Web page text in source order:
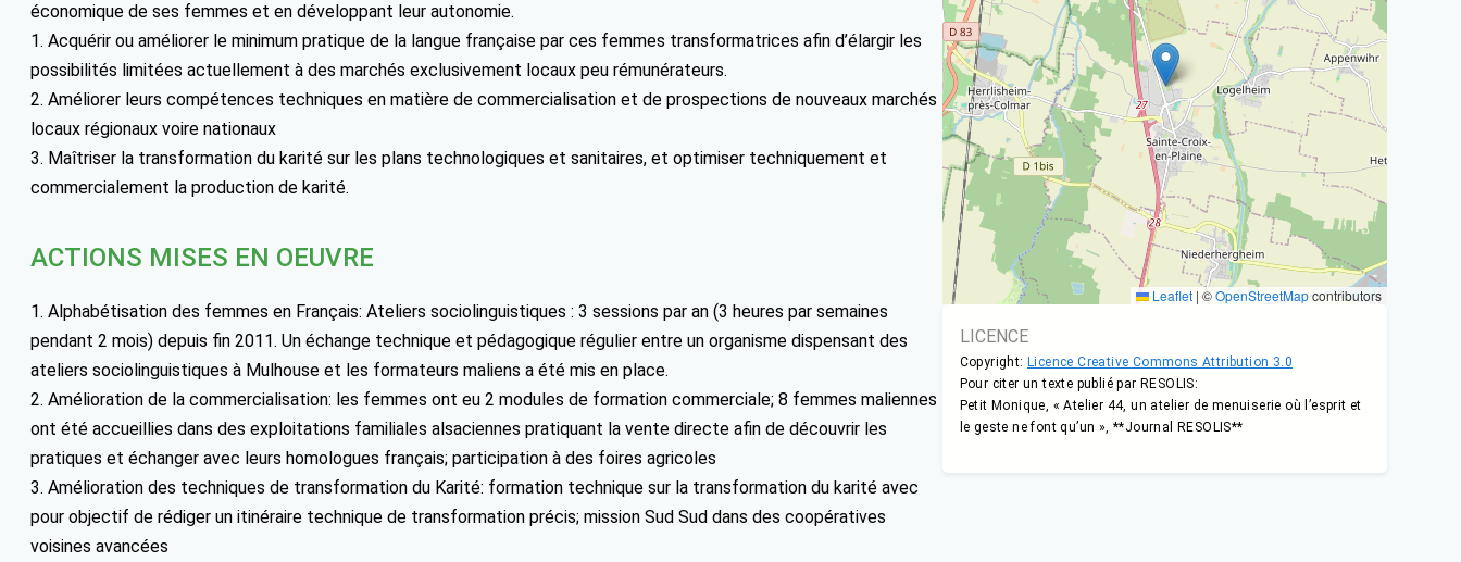
économique de ses femmes et en développant leur autonomie.
1. Acquérir ou améliorer le minimum pratique de la langue française par ces femmes transformatrices afin d’élargir les
possibilités limitées actuellement à des marchés exclusivement locaux peu rémunérateurs.
2. Améliorer leurs compétences techniques en matière de commercialisation et de prospections de nouveaux marchés
locaux régionaux voire nationaux
3. Maîtriser la transformation du karité sur les plans technologiques et sanitaires, et optimiser techniquement et
commercialement la production de karité.
ACTIONS MISES EN OEUVRE
1. Alphabétisation des femmes en Français: Ateliers sociolinguistiques : 3 sessions par an (3 heures par semaines
pendant 2 mois) depuis fin 2011. Un échange technique et pédagogique régulier entre un organisme dispensant des
ateliers sociolinguistiques à Mulhouse et les formateurs maliens a été mis en place.
2. Amélioration de la commercialisation: les femmes ont eu 2 modules de formation commerciale; 8 femmes maliennes
ont été accueillies dans des exploitations familiales alsaciennes pratiquant la vente directe afin de découvrir les
pratiques et échanger avec leurs homologues français; participation à des foires agricoles
3. Amélioration des techniques de transformation du Karité: formation technique sur la transformation du karité avec
pour objectif de rédiger un itinéraire technique de transformation précis; mission Sud Sud dans des coopératives
voisines avancées
Leaflet | ©OpenStreetMapcontributors
LICENCE
Copyright: Licence Creative Commons Attribution 3.0
Pour citer un texte publié par RESOLIS:
Petit Monique, « Atelier 44, un atelier de menuiserie où l’esprit et
le geste ne font qu’un », **Journal RESOLIS**